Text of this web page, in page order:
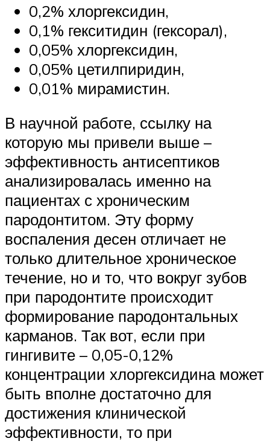
0,2% хлоргексидин,
0,1% гекситидин (гексорал),
0,05% хлоргексидин,
0,05% цетилпиридин,
0,01% мирамистин.
В научной работе, ссылку на
которую мы привели выше –
эффективность антисептиков
анализировалась именно на
пациентах с хроническим
пародонтитом. Эту форму
воспаления десен отличает не
только длительное хроническое
течение, но и то, что вокруг зубов
при пародонтите происходит
формирование пародонтальных
карманов. Так вот, если при
гингивите – 0,05-0,12%
концентрации хлоргексидина может
быть вполне достаточно для
достижения клинической
эффективности, то при